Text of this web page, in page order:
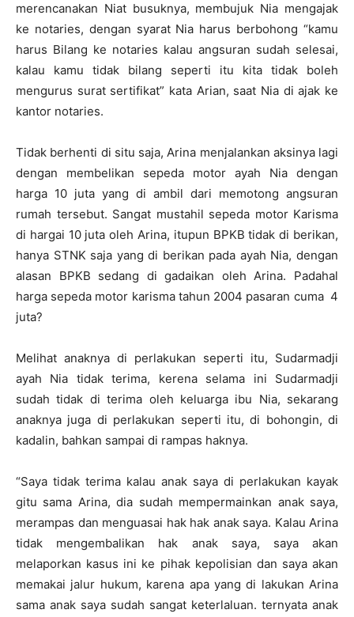
merencanakan Niat busuknya, membujuk Nia mengajak
ke notaries, dengan syarat Nia harus berbohong “kamu
harus Bilang ke notaries kalau angsuran sudah selesai,
kalau kamu tidak bilang seperti itu kita tidak boleh
mengurus surat sertifikat” kata Arian, saat Nia di ajak ke
kantor notaries.
Tidak berhenti di situ saja, Arina menjalankan aksinya lagi
dengan membelikan sepeda motor ayah Nia dengan
harga 10 juta yang di ambil dari memotong angsuran
rumah tersebut. Sangat mustahil sepeda motor Karisma
di hargai 10 juta oleh Arina, itupun BPKB tidak di berikan,
hanya STNK saja yang di berikan pada ayah Nia, dengan
alasan BPKB sedang di gadaikan oleh Arina. Padahal
harga sepeda motor karisma tahun 2004 pasaran cuma 4
juta?
Melihat anaknya di perlakukan seperti itu, Sudarmadji
ayah Nia tidak terima, kerena selama ini Sudarmadji
sudah tidak di terima oleh keluarga ibu Nia, sekarang
anaknya juga di perlakukan seperti itu, di bohongin, di
kadalin, bahkan sampai di rampas haknya.
“Saya tidak terima kalau anak saya di perlakukan kayak
gitu sama Arina, dia sudah mempermainkan anak saya,
merampas dan menguasai hak hak anak saya. Kalau Arina
tidak mengembalikan hak anak saya, saya akan
melaporkan kasus ini ke pihak kepolisian dan saya akan
memakai jalur hukum, karena apa yang di lakukan Arina
sama anak saya sudah sangat keterlaluan. ternyata anak